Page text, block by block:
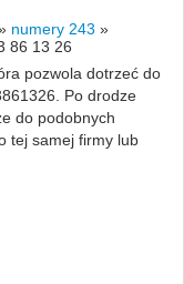
numery 243 »
86 13 26
pozwola dotrzeć do
Po drodze
do podobnych
tej samej firmy lub